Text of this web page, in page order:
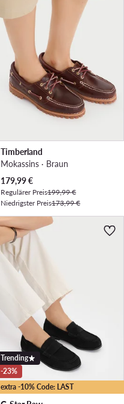
Timberland
Mokassins · Braun
Aktueller Preis
179,99€
Regulärer Preis199,99 €
Niedrigster Preis173,99 €
extra -10% Code: LAST
Trending
-23%